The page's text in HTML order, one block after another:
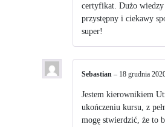
certyfikat. Dużo wiedzy
przystępny i ciekawy
super!
Sebastian – 18 grudnia
Jestem kierownikiem
ukończeniu kursu, z
mogę stwierdzić, że to